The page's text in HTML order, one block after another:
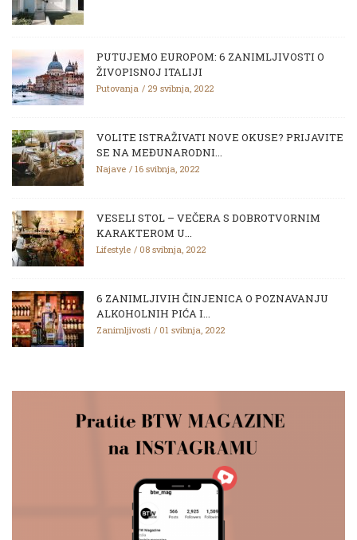
PUTUJEMO EUROPOM: 6 ZANIMLJIVOSTI O
ŽIVOPISNOJ ITALIJI
Putovanja 29 svibnja, 2022
VOLITE ISTRAŽIVATI NOVE OKUSE? PRIJAVITE
SE NA MEĐUNARODNI...
Najave 16 svibnja, 2022
VESELI STOL – VEČERA S DOBROTVORNIM
KARAKTEROM U...
Lifestyle 08 svibnja, 2022
6 ZANIMLJIVIH ČINJENICA O POZNAVANJU
ALKOHOLNIH PIĆA I...
Zanimljivosti 01 svibnja, 2022